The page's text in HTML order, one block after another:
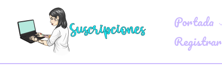
contenido
Portada
Registrar